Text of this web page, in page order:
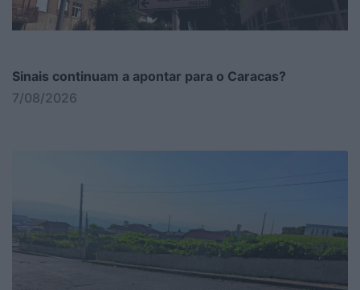
Sinais continuam a apontar para o Caracas?
7/08/2026